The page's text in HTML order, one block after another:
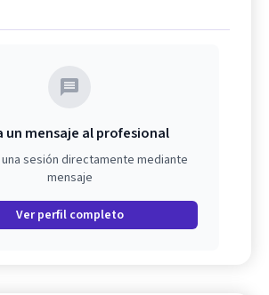
un mensaje al profesional
sesión directamente mediante
mensaje
Ver perfil completo